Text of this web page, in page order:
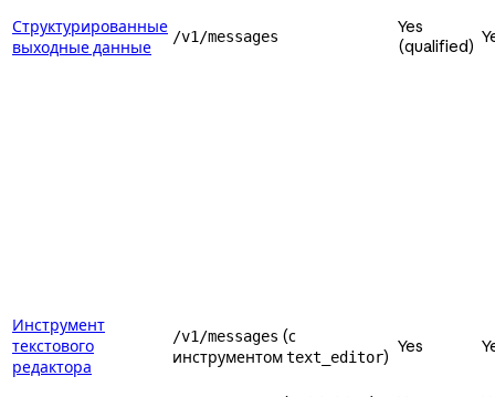
Структурированные
выходные данные
/v1/messages
Yes
(qualified)
Инструмент
текстового
редактора
/v1/messages (с
инструментомtext_editor)
Yes